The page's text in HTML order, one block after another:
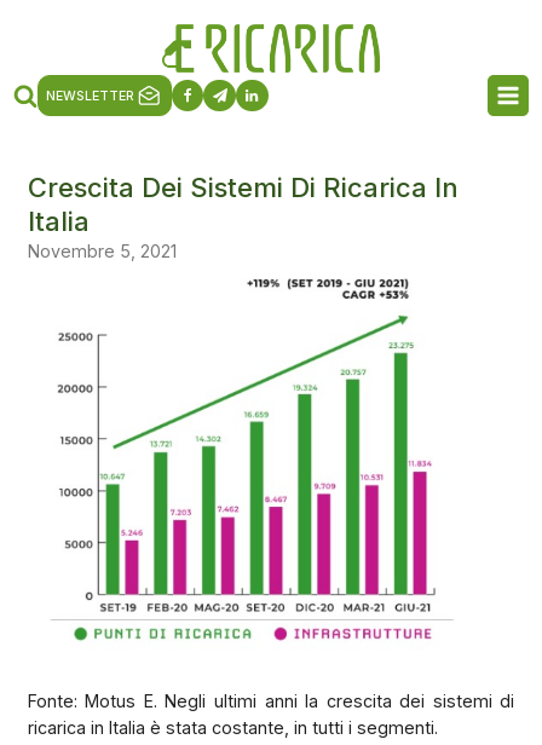
NEWSLETTER
Crescita Dei Sistemi Di Ricarica In
Italia
Novembre 5, 2021
Fonte: Motus E. Negli ultimi anni la crescita dei sistemi di
ricarica in Italia è stata costante, in tutti i segmenti.